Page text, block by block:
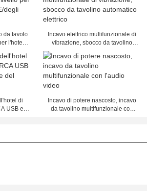
da tavolo
l'hotel
Incavo elettrico multifunzionale di
vibrazione, sbocco da tavolino
di
USB e
Incavo di potere nascosto, incavo
da tavolino multifunzionale con